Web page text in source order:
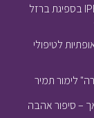
על 3 טיפולי IPEC בספיגת ברזל
לטיפולי
לימור תמיר
– סיפור אהבה